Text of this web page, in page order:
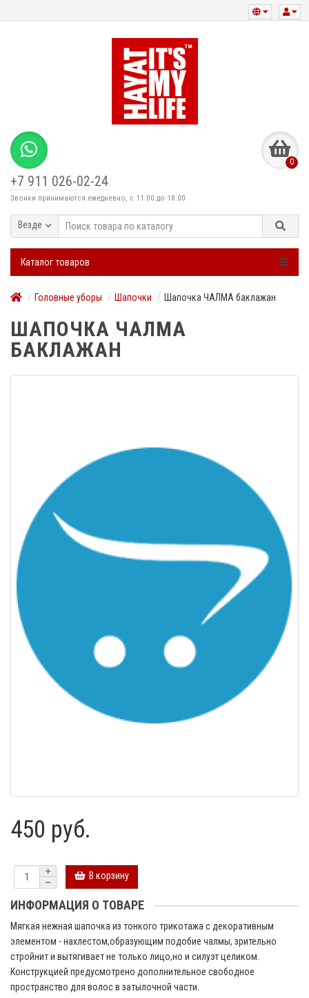
+7 911 026-02-24
Звонки принимаются ежедневно, с 11:00 до 18:00
0
Везде
Каталог товаров
Головные уборы Шапочки Шапочка ЧАЛМА баклажан
ШАПОЧКА ЧАЛМА
БАКЛАЖАН
450 руб.
В корзину
ИНФОРМАЦИЯ О ТОВАРЕ
Мягкая нежная шапочка из тонкого трикотажа с декоративным
элементом - нахлестом,образующим подобие чалмы, зрительно
стройнит и вытягивает не только лицо,но и силуэт целиком.
Конструкцией предусмотрено дополнительное свободное
пространство для волос в затылочной части.